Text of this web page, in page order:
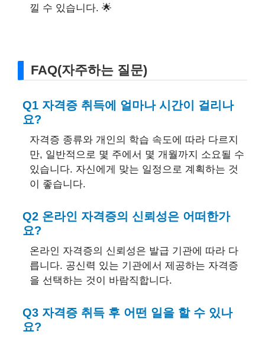
낄 수 있습니다. 🌟
FAQ(자주하는 질문)
Q1 자격증 취득에 얼마나 시간이 걸리나
요?
자격증 종류와 개인의 학습 속도에 따라 다르지
만, 일반적으로 몇 주에서 몇 개월까지 소요될 수
있습니다. 자신에게 맞는 일정으로 계획하는 것
이 좋습니다.
Q2 온라인 자격증의 신뢰성은 어떠한가
요?
온라인 자격증의 신뢰성은 발급 기관에 따라 다
릅니다. 공신력 있는 기관에서 제공하는 자격증
을 선택하는 것이 바람직합니다.
Q3 자격증 취득 후 어떤 일을 할 수 있나
요?